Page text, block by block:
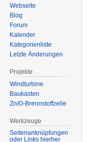
Webseite
Blog
Forum
Kalender
Kategorienliste
Letzte Änderungen
Projekte
Windturbine
Baukasten
Zn/O-Brennstoffzelle
Werkzeuge
Seitenanknüpfungen
oder Links hierher